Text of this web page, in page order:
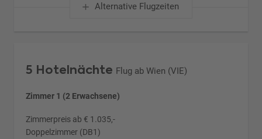
Alternative Flugzeiten
5 Hotelnächte Flug ab Wien (VIE)
Zimmer 1 (2 Erwachsene)
Zimmerpreis ab € 1.035,-
Doppelzimmer (DB1)